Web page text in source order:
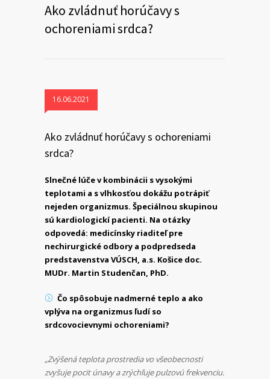
Ako zvládnuť horúčavy s
ochoreniami srdca?
16.06.2021
Ako zvládnuť horúčavy s ochoreniami
srdca?
Slnečné lúče v kombinácii s vysokými
teplotami a s vlhkosťou dokážu potrápiť
nejeden organizmus. Špeciálnou skupinou
sú kardiologickí pacienti. Na otázky
odpovedá: medicínsky riaditeľ pre
nechirurgické odbory a podpredseda
predstavenstva VÚSCH, a.s. Košice doc.
MUDr. Martin Studenčan, PhD.
Čo spôsobuje nadmerné teplo a ako
vplýva na organizmus ľudí so
srdcovocievnymi ochoreniami?
„Zvýšená teplota prostredia vo všeobecnosti
zvyšuje pocit únavy a zrýchľuje pulzovú frekvenciu.